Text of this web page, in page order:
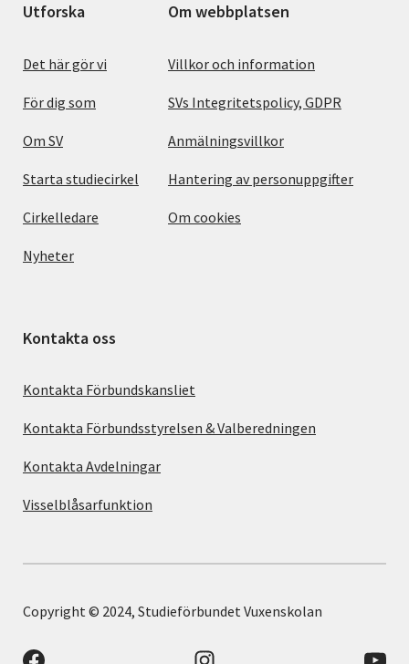
Utforska
Det här gör vi
För dig som
Om SV
Starta studiecirkel
Cirkelledare
Nyheter
Om webbplatsen
Villkor och information
SVs Integritetspolicy, GDPR
Anmälningsvillkor
Hantering av personuppgifter
Om cookies
Kontakta oss
Kontakta Förbundskansliet
Kontakta Förbundsstyrelsen & Valberedningen
Kontakta Avdelningar
Visselblåsarfunktion
Copyright © 2024, Studieförbundet Vuxenskolan